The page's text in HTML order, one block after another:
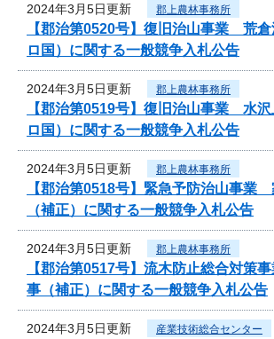
2024年3月5日更新 郡上農林事務所
【郡治第0520号】復旧治山事業 荒
ロ国）に関する一般競争入札公告
2024年3月5日更新 郡上農林事務所
【郡治第0519号】復旧治山事業 水
ロ国）に関する一般競争入札公告
2024年3月5日更新 郡上農林事務所
【郡治第0518号】緊急予防治山事業
（補正）に関する一般競争入札公告
2024年3月5日更新 郡上農林事務所
【郡治第0517号】流木防止総合対策
事（補正）に関する一般競争入札公告
2024年3月5日更新 産業技術総合センター